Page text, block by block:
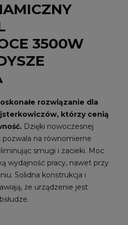
3500W
rozwiązanie dla
którzy cenią
Dzięki nowoczesnej
na równomierne
smugi i zacieki. Moc
wydajność pracy, nawet przy
Solidna konstrukcja i
że urządzenie jest